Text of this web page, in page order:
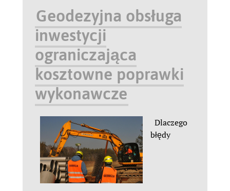
Geodezyjna obsługa
inwestycji
ograniczająca
kosztowne poprawki
wykonawcze
Dlaczego
błędy